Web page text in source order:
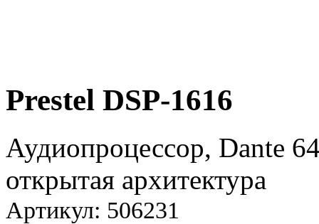
Prestel DSP-1616
Аудиопроцессор, Dante
открытая архитектура
Артикул: 506231